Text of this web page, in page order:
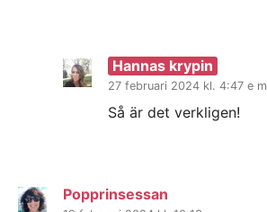
Hannas krypin
27 februari 2024 kl. 4:47 e m
Så är det verkligen!
Popprinsessan